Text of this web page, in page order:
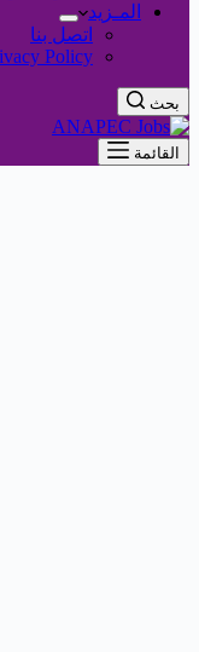
المـزيد
اتصل بنا
Policy
بحث
القائمة